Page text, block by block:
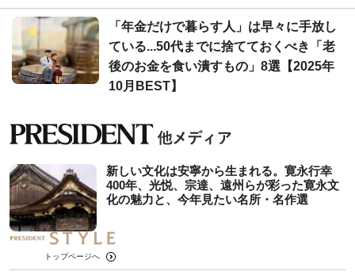
「年金だけで暮らす人」は早々に手放し
ている...50代までに捨てておくべき「老
後のお金を食い潰すもの」8選【2025年
10月BEST】
新しい文化は安寧から生まれる。寛永行幸
400年、光悦、宗達、遠州らが彩った寛永文
化の魅力と、今年見たい名所・名作選
トップページへ